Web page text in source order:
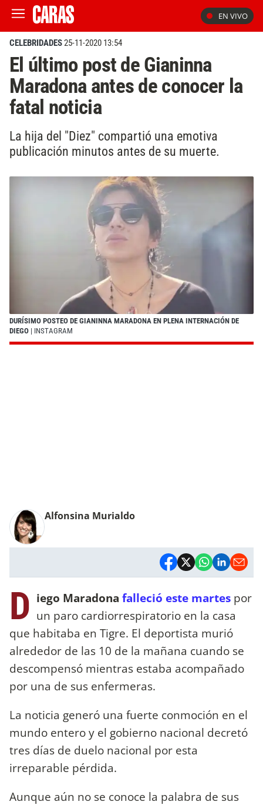
EN VIVO
CELEBRIDADES25-11-2020 13:54
El último post de Gianinna
Maradona antes de conocer la
fatal noticia
La hija del "Diez" compartió una emotiva
publicación minutos antes de su muerte.
DURÍSIMO POSTEO DE GIANINNA MARADONA EN PLENA INTERNACIÓN DE
DIEGO | INSTAGRAM
Alfonsina Murialdo
D iego Maradona falleció este martes por
un paro cardiorrespiratorio en la casa
que habitaba en Tigre. El deportista murió
alrededor de las 10 de la mañana cuando se
descompensó mientras estaba acompañado
por una de sus enfermeras.
La noticia generó una fuerte conmoción en el
mundo entero y el gobierno nacional decretó
tres días de duelo nacional por esta
irreparable pérdida.
Aunque aún no se conoce la palabra de sus